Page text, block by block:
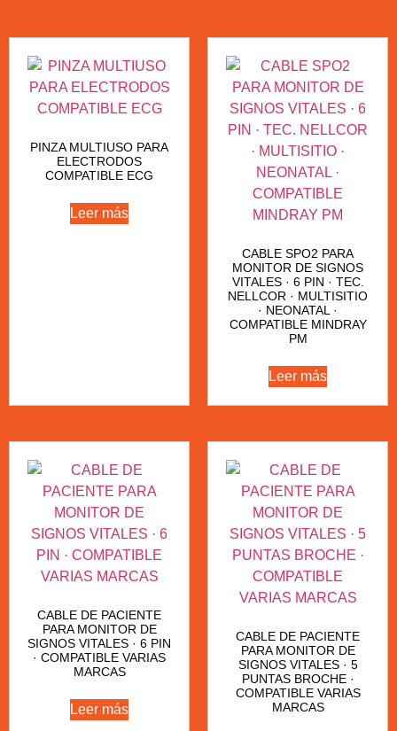
PINZA MULTIUSO PARA
ELECTRODOS
COMPATIBLE ECG
Leer más
CABLE SPO2 PARA
MONITOR DE SIGNOS
VITALES · 6 PIN · TEC.
NELLCOR · MULTISITIO
· NEONATAL ·
COMPATIBLE MINDRAY
PM
Leer más
CABLE DE PACIENTE
PARA MONITOR DE
SIGNOS VITALES · 6 PIN
· COMPATIBLE VARIAS
MARCAS
Leer más
CABLE DE PACIENTE
PARA MONITOR DE
SIGNOS VITALES · 5
PUNTAS BROCHE ·
COMPATIBLE VARIAS
MARCAS